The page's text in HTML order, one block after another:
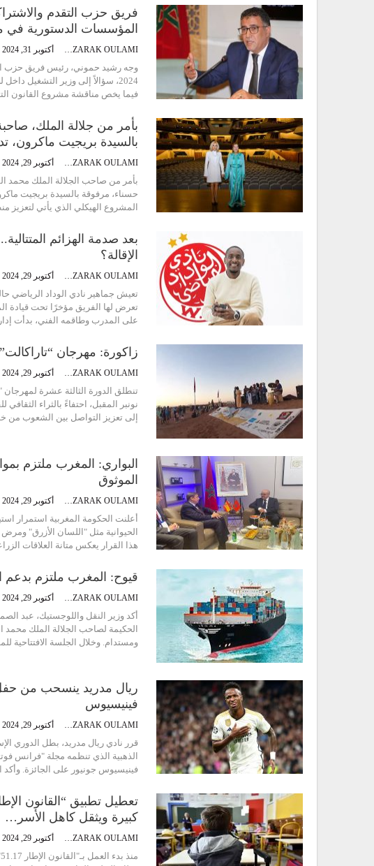
فريق حزب التقدم
المؤسسات الدستورية في
ABDEZZARAK OULAMI أكتوبر 31, 2024
2024، سؤالاً إلى وزير التشغيل
فيما يخص مناقشة مشروع القانون
بأمر من جلالة الملك،
بالسيدة بريجيت
ABDEZZARAK OULAMI أكتوبر 29, 2024
بأمر من صاحب الجلالة الملك محمد
حسناء، مرفوقة بالسيدة بريجيت
المشروع الهيكلي الذي يأتي لتعزيز
بعد صدمة الهزائم
الإقالة؟
ABDEZZARAK OULAMI أكتوبر 29, 2024
تعيش جماهير نادي الوداد الرياضي
تعرض لها الفريق مؤخرًا تحت قيادة
على المدرب وطاقمه الفني، بدأت
زاكورة: مهرجان “تاراكالت”
ABDEZZARAK OULAMI أكتوبر 29, 2024
تنطلق الدورة الثالثة عشرة لمهرجان
إلى تعزيز التواصل بين الشعوب من
البواري: المغرب ملتزم
الموثوق
أكتوبر 29, 2024
أعلنت الحكومة المغربية استمرار
هذا القرار يعكس متانة العلاقات
قيوح: المغرب ملتزم بدعم
أكتوبر 29, 2024
أكد وزير النقل واللوجستيك، عبد
الحكيمة لصاحب الجلالة الملك محمد
ومستدام. وخلال الجلسة الافتتاحية للمؤتمر
ريال مدريد ينسحب من حفل
فينيسيوس
ABDEZZARAK OULAMI أكتوبر 29, 2024
قرر نادي ريال مدريد، بطل الدوري
الذهبية الذي تنظمه مجلة "فرانس
فينيسيوس جونيور على الجائزة. وأكد
تعطيل تطبيق “القانون
كبيرة ويثقل كاهل الأسر…
ABDEZZARAK OULAMI أكتوبر 29, 2024